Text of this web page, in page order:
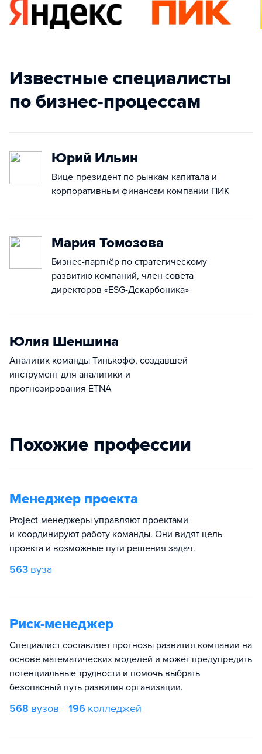
Известные специалисты
по бизнес-процессам
Юрий Ильин
Вице-президент по рынкам капитала и
корпоративным финансам компании ПИК
Мария Томозова
Бизнес-партнёр по стратегическому
развитию компаний, член совета
директоров «ESG-Декарбоника»
Юлия Шеншина
Аналитик команды Тинькофф, создавшей
инструмент для аналитики и
прогнозирования ETNA
Похожие профессии
Менеджер проекта
Project-менеджеры управляют проектами
и координируют работу команды. Они видят цель
проекта и возможные пути решения задач.
563 вуза
Риск-менеджер
Специалист составляет прогнозы развития компании на
основе математических моделей и может предупредить
потенциальные трудности и помочь выбрать
безопасный путь развития организации.
568 вузов 196 колледжей